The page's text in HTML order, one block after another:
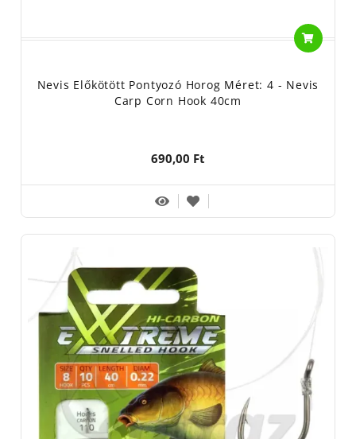
Nevis Előkötött Pontyozó Horog Méret: 4 - Nevis
Carp Corn Hook 40cm
690,00 Ft